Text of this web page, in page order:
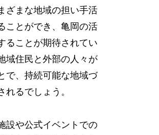
ざまな地域の担い手活
ことができ、亀岡の活
ることが期待されてい
域住民と外部の人々が
で、持続可能な地域づ
れるでしょう。
設や公式イベントでの